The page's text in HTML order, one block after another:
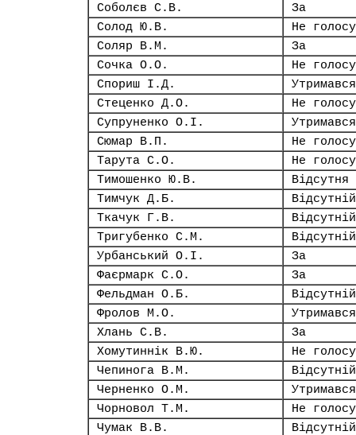
Соболєв С.В.
За
Солод Ю.В.
Не
Соляр В.М.
За
Сочка О.О.
Не
Спориш І.Д.
Утримався
Стеценко Д.О.
Не
Супруненко О.І.
Утримався
Сюмар В.П.
Не
Тарута С.О.
Не
Тимошенко Ю.В.
Відсутня
Тимчук Д.Б.
Відсутній
Ткачук Г.В.
Відсутній
Тригубенко С.М.
Відсутній
Урбанський О.І.
За
Фаєрмарк С.О.
За
Фельдман О.Б.
Відсутній
Фролов М.О.
Утримався
Хлань С.В.
За
Хомутиннік В.Ю.
Не
Чепинога В.М.
Відсутній
Черненко О.М.
Утримався
Чорновол Т.М.
Не
Чумак В.В.
Відсутній